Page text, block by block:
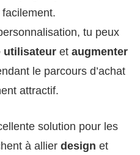
facilement.
tu peux
utilisateur et augmenter
le parcours d’achat
attractif.
solution pour les
à allier design et